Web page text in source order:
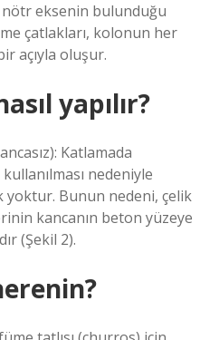
eksenin bulunduğu
çatlakları, kolonun her
açıyla oluşur.
yapılır?
Katlamada
nedeniyle
yoktur. Bunun nedeni, çelik
kancanın beton yüzeye
(Şekil 2).